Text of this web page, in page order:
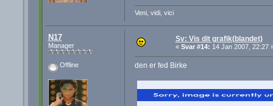
Veni, vidi, vici
N17
Manager
Offline
Sv: Vis dit grafik(blandet)
« Svar #14: 14 Jan 2007, 22:27
den er fed Birke